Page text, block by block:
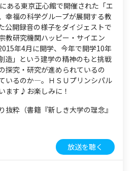
ある東京正心館で開催された「エ
幸福の科学グループが展開する教
公開録音の様子をダイジェストで
教研究機関ハッピー・サイエン
年4月に開学、今年で開学10年
造」という建学の精神のもと挑戦
探究・研究が進められているの
いるのか―。ＨＳＵプリンシパル
ます♪お楽しみに！
粋（書籍『新しき大学の理念』
放送を聴く